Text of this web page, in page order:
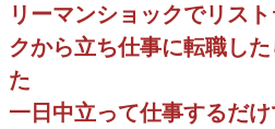
リーマンショックでリス
クから立ち仕事に転職し
た
一日中立って仕事するだ